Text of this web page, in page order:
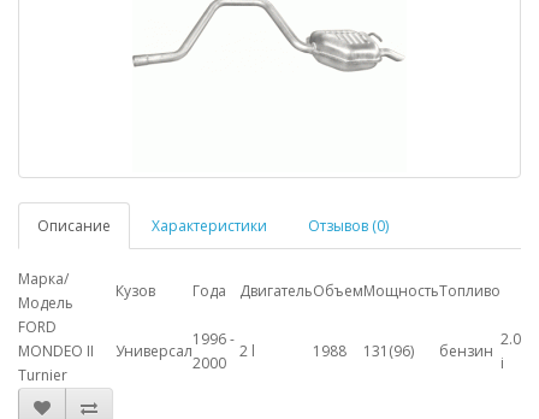
Описание Характеристики Отзывов (0)
Марка/
Модель
Кузов Года ДвигательОбъемМощностьТопливо
FORD
MONDEO II
Turnier
Универсал
1996 -
2000
2 l 1988 131(96) бензин
2.0
i